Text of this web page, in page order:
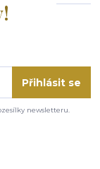
Přihlásit se
newsletteru.